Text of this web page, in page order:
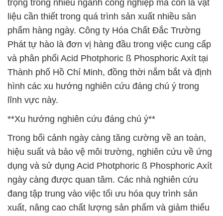
trọng trong nhiều ngành công nghiệp mà còn là vật
liệu cần thiết trong quá trình sản xuất nhiều sản
phẩm hàng ngày. Công ty Hóa Chất Đắc Trường
Phát tự hào là đơn vị hàng đầu trong việc cung cấp
và phân phối Acid Photphoric ß Phosphoric Axít tại
Thành phố Hồ Chí Minh, đồng thời nắm bắt và định
hình các xu hướng nghiên cứu đáng chú ý trong
lĩnh vực này.
**Xu hướng nghiên cứu đáng chú ý**
Trong bối cảnh ngày càng tăng cường về an toàn,
hiệu suất và bảo vệ môi trường, nghiên cứu về ứng
dụng và sử dụng Acid Photphoric ß Phosphoric Axít
ngày càng được quan tâm. Các nhà nghiên cứu
đang tập trung vào việc tối ưu hóa quy trình sản
xuất, nâng cao chất lượng sản phẩm và giảm thiểu